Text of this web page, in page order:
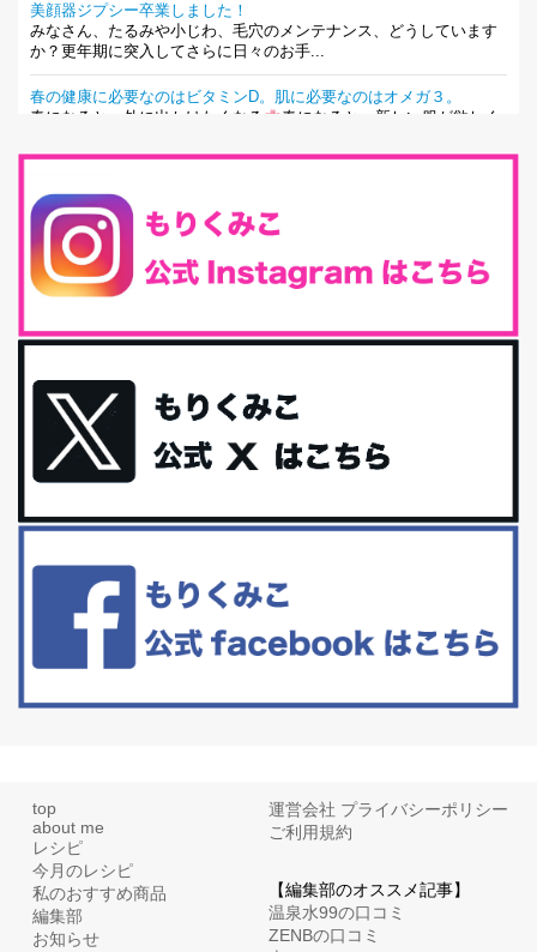
美顔器ジプシー卒業しました！
みなさん、たるみや小じわ、毛穴のメンテナンス、どうしています
か？更年期に突入してさらに日々のお手...
春の健康に必要なのはビタミンD。肌に必要なのはオメガ３。
春になると、外に出かけたくなる
春になると、新しい服が欲しく
最近、グラノーラ迷子になっていた私です。が、と〜〜〜っても美
味しくて栄養たっぷりのグラノーラを発...
腸活は「食事」だけだと思っていませんか？私の腸活完全版！
腸内環境を整えることは、健康維持の中でいっちばん大事！だと私
最近お風呂上がりの炭酸水をシリカシリカにしているんだけど確か
に髪と爪が丈夫になった気がする。炭酸...
体に優しい、私のふるさと納税５選。
今回は、最近毎回定期的に購入している「楽天ふるさと納税」の返
礼品トップ５を紹介します。今までいろ...
更年期を穏やかに乗りきるために今できる５つのこと。
といった更年期症状はまだ...
top
about me
レシピ
今月のレシピ
私のおすすめ商品
編集部
お知らせ
運営会社 プライバシーポリシー
ご利用規約
【編集部のオススメ記事】
温泉水99の口コミ
ZENBの口コミ